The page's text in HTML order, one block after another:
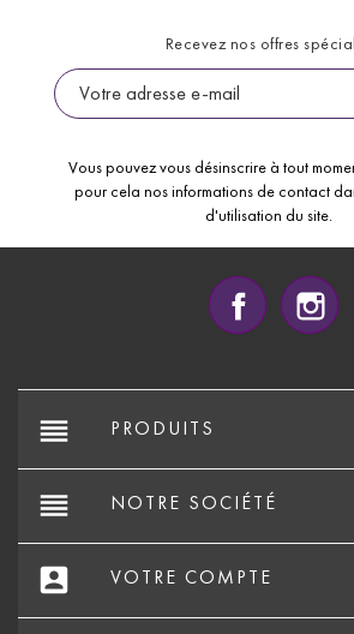
Recevez nos offres
Vous pouvez vous désinscrire à tout
pour cela nos informations de contact
d'utilisation du site.
Facebook
reorder PRODUITS
reorder NOTRE SOCIÉTÉ
account_box VOTRE COMPTE